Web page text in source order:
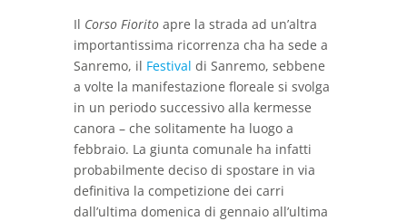
Il Corso Fioritoapre la strada ad un’altra
importantissima ricorrenza cha ha sede a
Sanremo, il Festival di Sanremo, sebbene
a volte la manifestazione floreale si svolga
in un periodo successivo alla kermesse
canora – che solitamente ha luogo a
febbraio. La giunta comunale ha infatti
probabilmente deciso di spostare in via
definitiva la competizione dei carri
dall’ultima domenica di gennaio all’ultima